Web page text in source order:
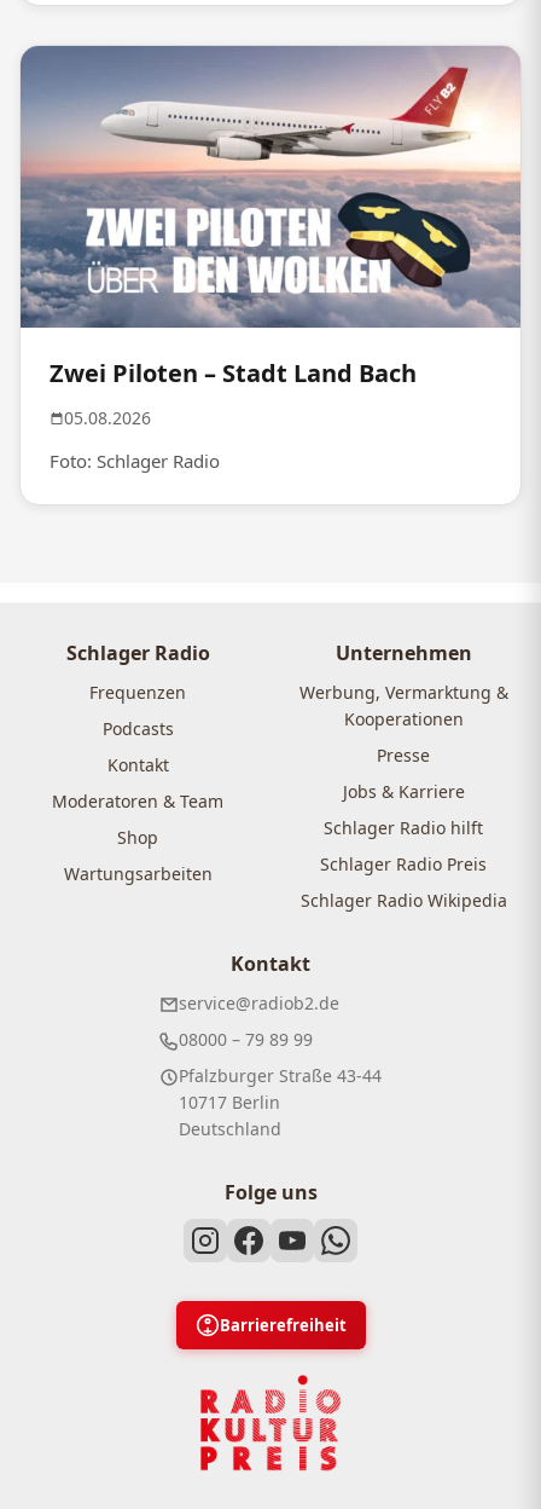
Zwei Piloten – Stadt Land Bach
05.08.2026
Foto: Schlager Radio
Schlager Radio
Frequenzen
Podcasts
Kontakt
Moderatoren & Team
Shop
Wartungsarbeiten
Unternehmen
Werbung, Vermarktung &
Kooperationen
Presse
Jobs & Karriere
Schlager Radio hilft
Schlager Radio Preis
Schlager Radio Wikipedia
Kontakt
service@radiob2.de
08000 – 79 89 99
Pfalzburger Straße 43-44
10717 Berlin
Deutschland
Folge uns
Barrierefreiheit